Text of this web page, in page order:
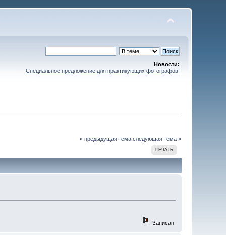
Новости:
Специальное предложение для практикующих фотографов!
« предыдущая тема следующая тема »
ПЕЧАТЬ
Записан